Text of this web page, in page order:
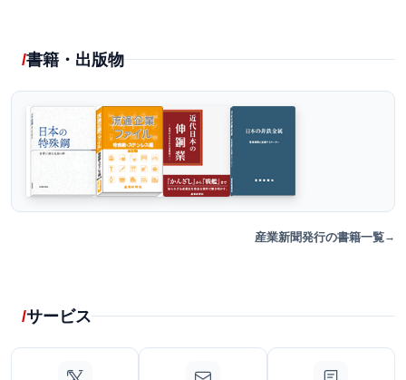
書籍・出版物
産業新聞発行の書籍一覧
サービス